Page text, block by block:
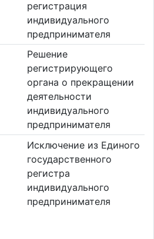
регистрация
индивидуального
предпринимателя
Решение
регистрирующего
органа о прекращении
деятельности
индивидуального
предпринимателя
Исключение из Единого
государственного
регистра
индивидуального
предпринимателя